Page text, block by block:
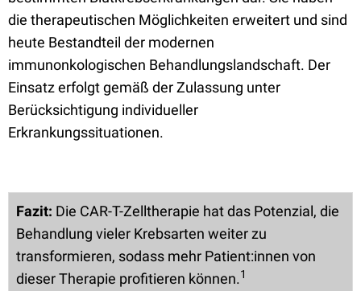
die therapeutischen Möglichkeiten erweitert und sind
heute Bestandteil der modernen
immunonkologischen Behandlungslandschaft. Der
Einsatz erfolgt gemäß der Zulassung unter
Berücksichtigung individueller
Erkrankungssituationen.
Fazit: Die CAR-T-Zelltherapie hat das Potenzial, die
Behandlung vieler Krebsarten weiter zu
transformieren, sodass mehr Patient:innen von
dieser Therapie profitieren können.1